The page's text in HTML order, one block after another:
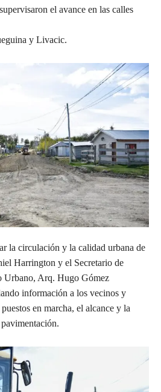
el avance en las calles
y Livacic.
la circulación y la calidad urbana de
Harrington y el Secretario de
Urbano, Arq. Hugo Gómez
información a los vecinos y
en marcha, el alcance y la